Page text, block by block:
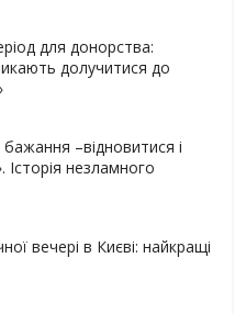
для донорства:
долучитися до
–відновитися і
незламного
вечері в Києві: найкращі